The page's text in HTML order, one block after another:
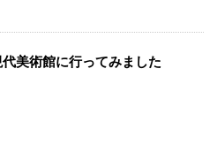
美術館に行ってみました